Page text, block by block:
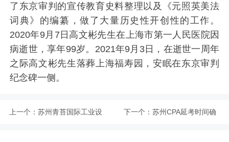
了东京审判的宣传教育史料整理以及《元照英美法
词典》的编纂，做了大量历史性开创性的工作。
2020年9月7日高文彬先生在上海市第一人民医院因
病逝世，享年99岁。2021年9月3日，在逝世一周年
之际高文彬先生落葬上海福寿园，安眠在东京审判
纪念碑一侧。
上一个： 苏州青苔国际工业设 下一个： 苏州CPA延考时间确